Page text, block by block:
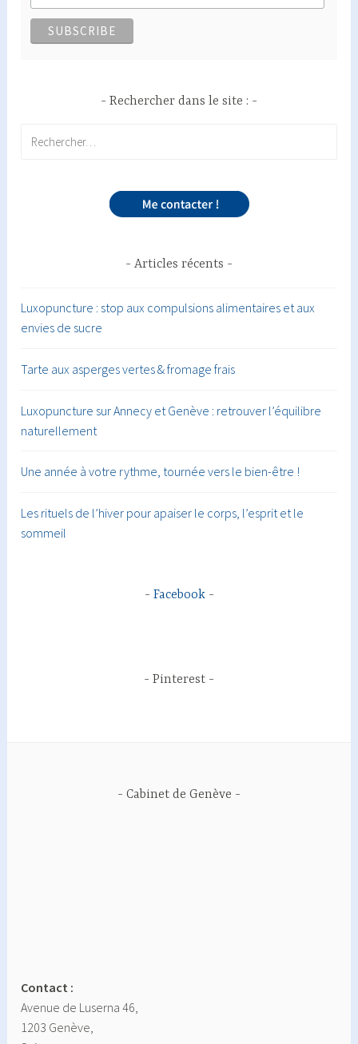
Rechercher dans le site :
Articles récents
Luxopuncture : stop aux compulsions alimentaires et aux
envies de sucre
Tarte aux asperges vertes & fromage frais
Luxopuncture sur Annecy et Genève : retrouver l’équilibre
naturellement
Une année à votre rythme, tournée vers le bien-être !
Les rituels de l’hiver pour apaiser le corps, l’esprit et le
sommeil
Facebook
Pinterest
Cabinet de Genève
Contact :
Avenue de Luserna 46,
1203 Genève,